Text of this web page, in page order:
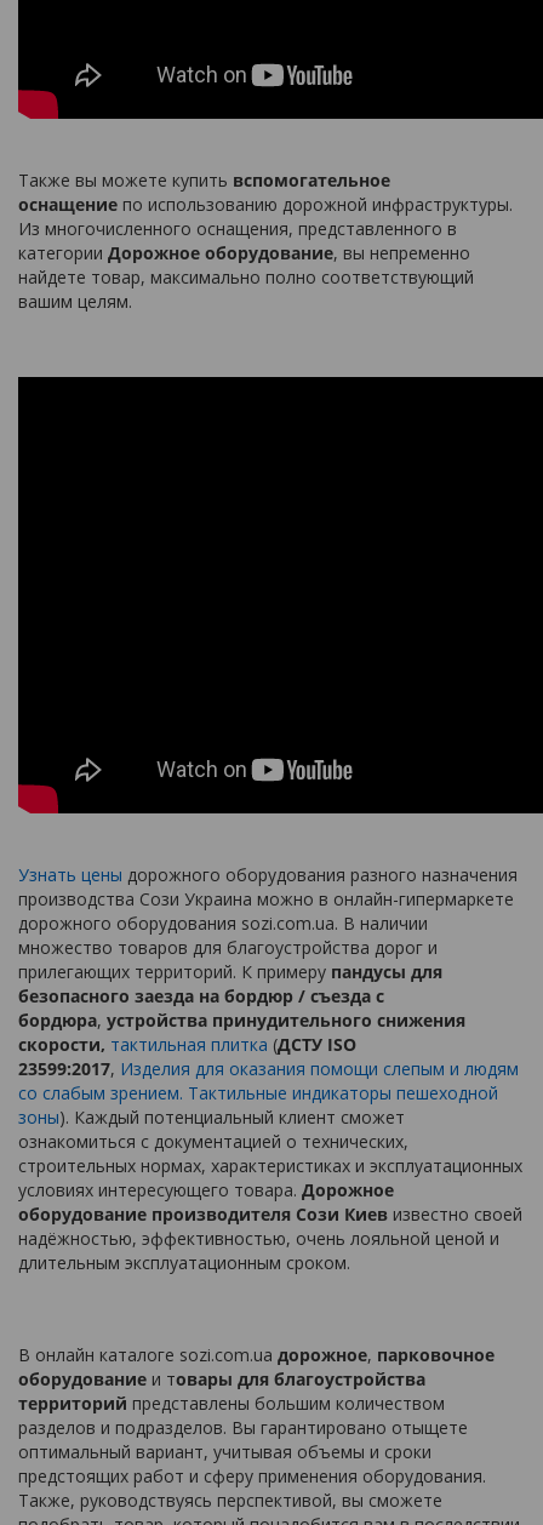
Также вы можете купить вспомогательное
оснащение по использованию дорожной инфраструктуры.
Из многочисленного оснащения, представленного в
категории Дорожное оборудование, вы непременно
найдете товар, максимально полно соответствующий
вашим целям.
Узнать цены дорожного оборудования разного назначения
производства Сози Украина можно в онлайн-гипермаркете
дорожного оборудования sozi.com.ua. В наличии
множество товаров для благоустройства дорог и
прилегающих территорий. К примеру пандусы для
безопасного заезда на бордюр / съезда с
бордюра, устройства принудительного снижения
скорости, тактильная плитка (ДСТУ ISO
23599:2017, Изделия для оказания помощи слепым и людям
со слабым зрением. Тактильные индикаторы пешеходной
зоны). Каждый потенциальный клиент сможет
ознакомиться с документацией о технических,
строительных нормах, характеристиках и эксплуатационных
условиях интересующего товара. Дорожное
оборудование производителя Сози Киев известно своей
надёжностью, эффективностью, очень лояльной ценой и
длительным эксплуатационным сроком.
В онлайн каталоге sozi.com.ua дорожное, парковочное
оборудование и товары для благоустройства
территорий представлены большим количеством
разделов и подразделов. Вы гарантировано отыщете
оптимальный вариант, учитывая объемы и сроки
предстоящих работ и сферу применения оборудования.
Также, руководствуясь перспективой, вы сможете